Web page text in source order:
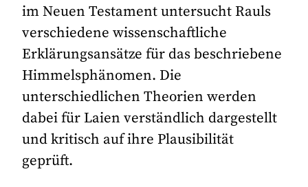
im Neuen Testament untersucht Rauls
verschiedene wissenschaftliche
Erklärungsansätze für das beschriebene
Himmelsphänomen. Die
unterschiedlichen Theorien werden
dabei für Laien verständlich dargestellt
und kritisch auf ihre Plausibilität
geprüft.